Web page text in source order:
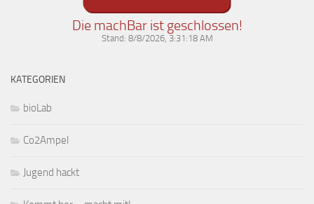
Die machBar ist geschlossen!
Stand: 8/8/2026, 3:31:18 AM
KATEGORIEN
bioLab
Co2Ampel
Jugend hackt